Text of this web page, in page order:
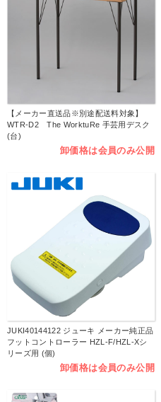
【メーカー直送品※別途配送料対象】
WTR-D2 The WorktuRe 手芸用デスク
(台)
卸価格は会員のみ公開
JUKI40144122 ジューキ メーカー純正品
フットコントローラー HZL-F/HZL-Xシ
リーズ用 (個)
卸価格は会員のみ公開